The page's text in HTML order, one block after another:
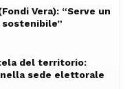
Vera): “Serve un
del territorio:
sede elettorale